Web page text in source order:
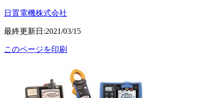
日置電機株式会社
最終更新日:2021/03/15
このページを印刷